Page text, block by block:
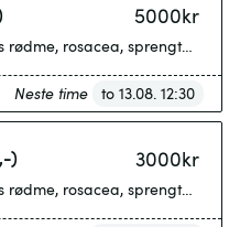
5000kr
rødme, rosacea, sprengte
Neste time to 13.08. 12:30
) 3000kr
rødme, rosacea, sprengte